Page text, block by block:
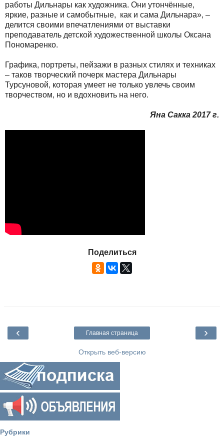
работы Дильнары как художника. Они утончённые,
яркие, разные и самобытные, как и сама Дильнара», –
делится своими впечатлениями от выставки
преподаватель детской художественной школы Оксана
Пономаренко.
Графика, портреты, пейзажи в разных стилях и техниках
– таков творческий почерк мастера Дильнары
Турсуновой, которая умеет не только увлечь своим
творчеством, но и вдохновить на него.
Яна Сакка 2017 г.
Поделиться
‹ ›
Главная страница
Открыть веб-версию
Рубрики